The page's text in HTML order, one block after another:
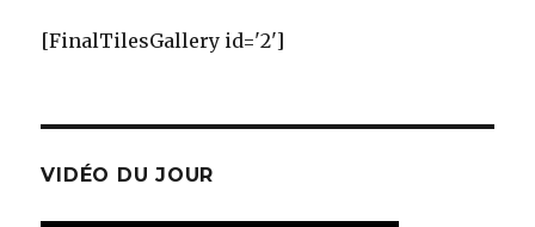
[FinalTilesGallery id='2']
VIDÉO DU JOUR